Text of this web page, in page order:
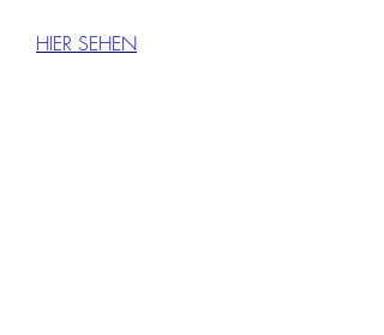
HIER SEHEN